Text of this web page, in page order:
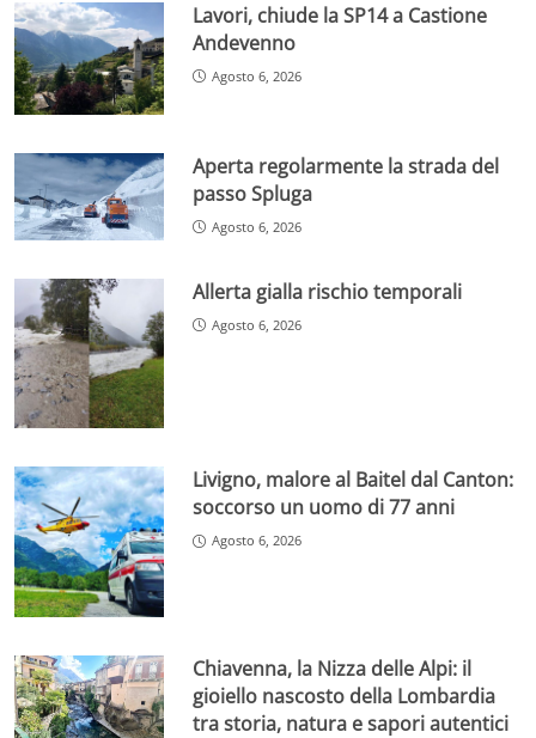
Lavori, chiude la SP14 a Castione
Andevenno
Agosto 6, 2026
Aperta regolarmente la strada del
passo Spluga
Agosto 6, 2026
Allerta gialla rischio temporali
Agosto 6, 2026
Livigno, malore al Baitel dal Canton:
soccorso un uomo di 77 anni
Agosto 6, 2026
Chiavenna, la Nizza delle Alpi: il
gioiello nascosto della Lombardia
tra storia, natura e sapori autentici